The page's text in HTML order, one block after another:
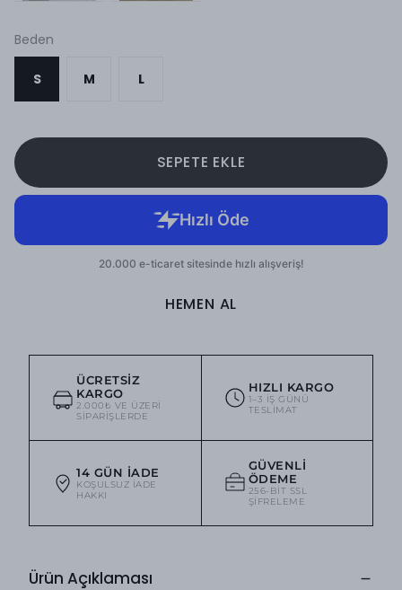
Beden
S M L
SEPETE EKLE
HEMEN AL
ÜCRETSIZ
KARGO
2.000₺ VE ÜZERI
SIPARIŞLERDE
HIZLI KARGO
1–3 IŞ GÜNÜ
TESLIMAT
14 GÜN İADE
KOŞULSUZ IADE
HAKKI
GÜVENLI
ÖDEME
256-BIT SSL
ŞIFRELEME
Ürün Açıklaması